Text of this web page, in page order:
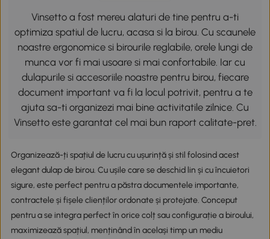
Vinsetto a fost mereu alaturi de tine pentru a-ti
optimiza spatiul de lucru, acasa si la birou. Cu scaunele
noastre ergonomice si birourile reglabile, orele lungi de
munca vor fi mai usoare si mai confortabile. Iar cu
dulapurile si accesoriile noastre pentru birou, fiecare
document important va fi la locul potrivit, pentru a te
ajuta sa-ti organizezi mai bine activitatile zilnice. Cu
Vinsetto este garantat cel mai bun raport calitate-pret.
Organizează-ți spațiul de lucru cu ușurință și stil folosind acest
elegant dulap de birou. Cu ușile care se deschid lin și cu încuietori
sigure, este perfect pentru a păstra documentele importante,
contractele și fișele clienților ordonate și protejate. Conceput
pentru a se integra perfect în orice colț sau configurație a biroului,
maximizează spațiul, menținând în același timp un mediu